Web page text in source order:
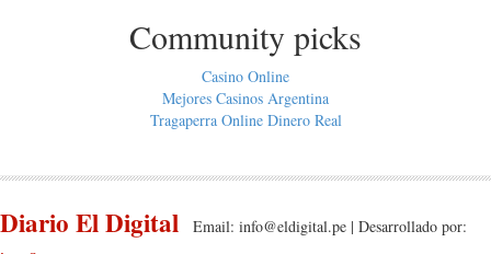
Community picks
Casino Online
Mejores Casinos Argentina
Tragaperra Online Dinero Real
Diario El Digital Email: info@eldigital.pe | Desarrollado por: